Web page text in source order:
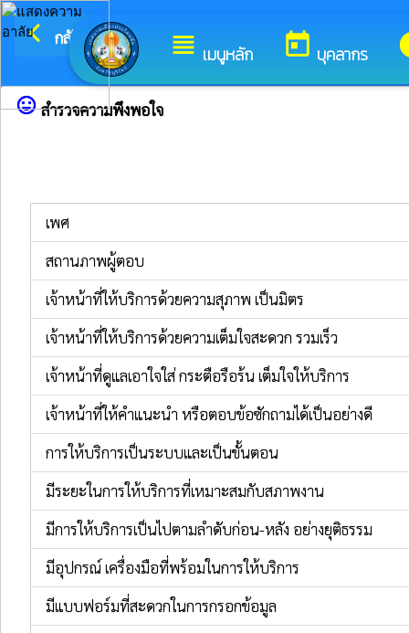
view_headline เมนูหลัก today บุคลากร
arrow_back_ios กลับเมนูหลัก ยินดีต้อนรับสู่เว็บไซต์ข
sentiment_very_satisfiedสำรวจความพึงพอใจ
เพศ
สถานภาพผู้ตอบ
เจ้าหน้าที่ให้บริการด้วยความสุภาพ เป็นมิตร
เจ้าหน้าที่ให้บริการด้วยความเต็มใจสะดวก รวมเร็ว
เจ้าหน้าที่ดูแลเอาใจใส่ กระตือรือร้น เต็มใจให้บริการ
เจ้าหน้าที่ให้คำแนะนำ หรือตอบข้อซักถามได้เป็นอย่างดี
การให้บริการเป็นระบบและเป็นขั้นตอน
มีระยะในการให้บริการที่เหมาะสมกับสภาพงาน
มีการให้บริการเป็นไปตามลำดับก่อน-หลัง อย่างยุติธรรม
มีอุปกรณ์ เครื่องมือที่พร้อมในการให้บริการ
มีแบบฟอร์มที่สะดวกในการกรอกข้อมูล